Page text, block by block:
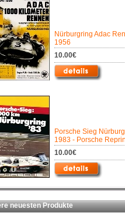
Nürburgring Adac
1956
10.00€
Porsche Sieg
1983 - Porsche
10.00€
neuesten Produkte